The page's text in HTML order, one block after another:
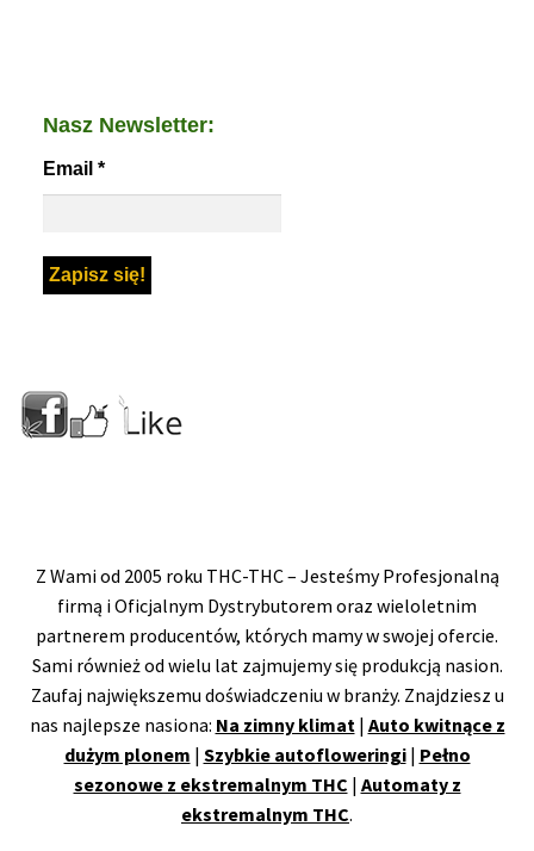
Nasz Newsletter:
Email *
Z Wami od 2005 roku THC-THC – Jesteśmy Profesjonalną
firmą i Oficjalnym Dystrybutorem oraz wieloletnim
partnerem producentów, których mamy w swojej ofercie.
Sami również od wielu lat zajmujemy się produkcją nasion.
Zaufaj największemu doświadczeniu w branży. Znajdziesz u
nas najlepsze nasiona: Na zimny klimat| Auto kwitnące z
dużym plonem | Szybkie autofloweringi| Pełno
sezonowe z ekstremalnym THC | Automaty z
ekstremalnym THC.